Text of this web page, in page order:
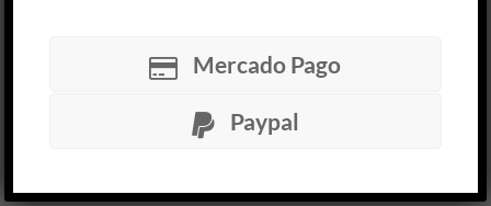
ARCHIVO OP SEMANAL
Mercado Pago
Paypal